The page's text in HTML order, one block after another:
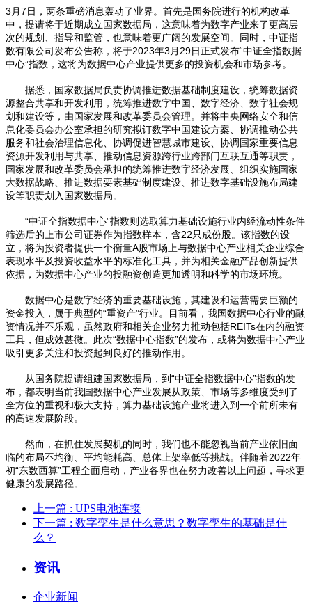
3月7日，两条重磅消息轰动了业界。首先是国务院进行的机构改革
中，提请将于近期成立国家数据局，这意味着为数字产业来了更高层
次的规划、指导和监管，也意味着更广阔的发展空间。同时，中证指
数有限公司发布公告称，将于2023年3月29日正式发布“中证全指数据
中心”指数，这将为数据中心产业提供更多的投资机会和市场参考。
据悉，国家数据局负责协调推进数据基础制度建设，统筹数据资
源整合共享和开发利用，统筹推进数字中国、数字经济、数字社会规
划和建设等，由国家发展和改革委员会管理。并将中央网络安全和信
息化委员会办公室承担的研究拟订数字中国建设方案、协调推动公共
服务和社会治理信息化、协调促进智慧城市建设、协调国家重要信息
资源开发利用与共享、推动信息资源跨行业跨部门互联互通等职责，
国家发展和改革委员会承担的统筹推进数字经济发展、组织实施国家
大数据战略、推进数据要素基础制度建设、推进数字基础设施布局建
设等职责划入国家数据局。
“中证全指数据中心”指数则选取算力基础设施行业内经流动性条件
筛选后的上市公司证券作为指数样本，含22只成份股。该指数的设
立，将为投资者提供一个衡量A股市场上与数据中心产业相关企业综合
表现水平及投资收益水平的标准化工具，并为相关金融产品创新提供
依据，为数据中心产业的投融资创造更加透明和科学的市场环境。
数据中心是数字经济的重要基础设施，其建设和运营需要巨额的
资金投入，属于典型的“重资产”行业。目前看，我国数据中心行业的融
资情况并不乐观，虽然政府和相关企业努力推动包括REITs在内的融资
工具，但成效甚微。此次“数据中心指数”的发布，或将为数据中心产业
吸引更多关注和投资起到良好的推动作用。
从国务院提请组建国家数据局，到“中证全指数据中心”指数的发
布，都表明当前我国数据中心产业发展从政策、市场等多维度受到了
全方位的重视和极大支持，算力基础设施产业将进入到一个前所未有
的高速发展阶段。
然而，在抓住发展契机的同时，我们也不能忽视当前产业依旧面
临的布局不均衡、平均能耗高、总体上架率低等挑战。伴随着2022年
初“东数西算”工程全面启动，产业各界也在努力改善以上问题，寻求更
健康的发展路径。
上一篇 : UPS电池连接
下一篇 : 数字孪生是什么意思？数字孪生的基础是什
么？
资讯
企业新闻